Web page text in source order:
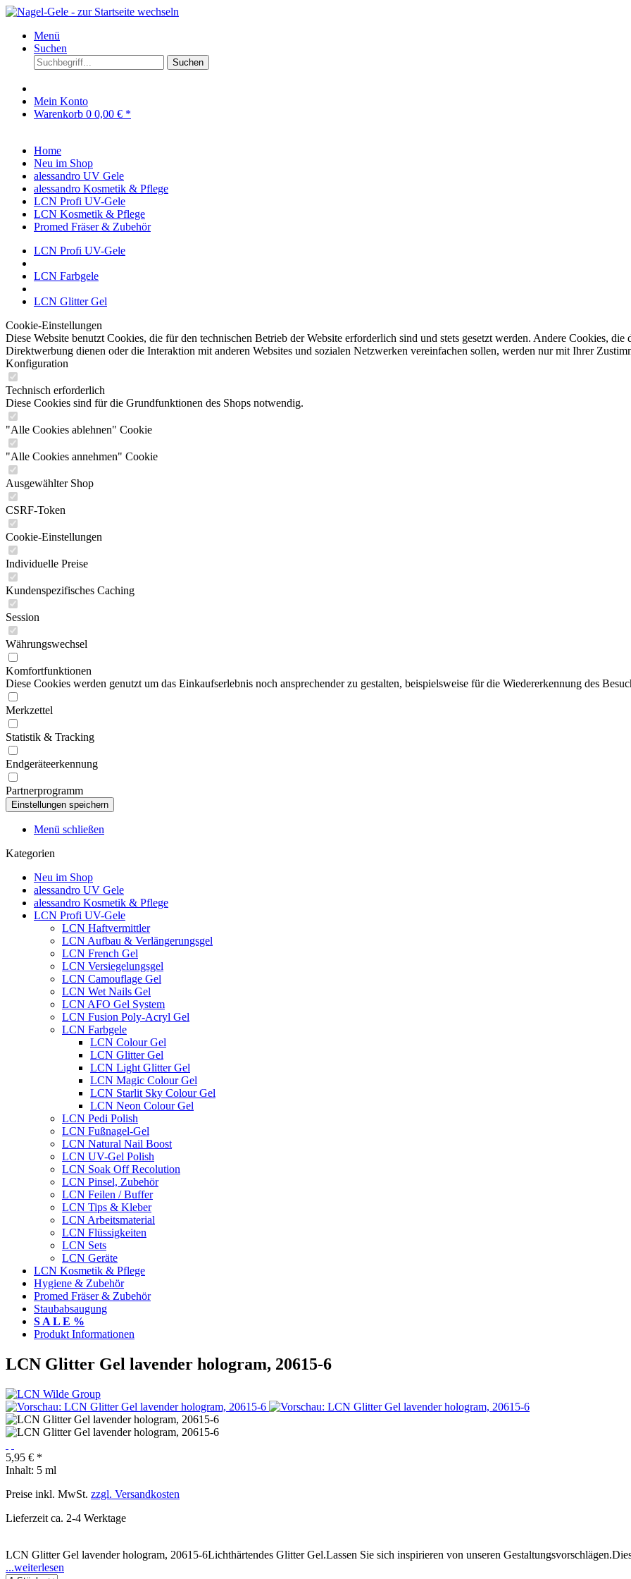
Menü
Suchen
Suchen
Mein Konto
Warenkorb 0 0,00 € *
Home
Neu im Shop
alessandro UV Gele
alessandro Kosmetik & Pflege
LCN Profi UV-Gele
LCN Kosmetik & Pflege
Promed Fräser & Zubehör
LCN Profi UV-Gele
LCN Farbgele
LCN Glitter Gel
Cookie-Einstellungen
Diese Website benutzt Cookies, die für den technischen Betrieb der Website erforderlich sind und stets gesetzt werden. Andere Cookies,
Direktwerbung dienen oder die Interaktion mit anderen Websites und sozialen Netzwerken vereinfachen sollen, werden nur mit Ihrer
Konfiguration
Technisch erforderlich
Diese Cookies sind für die Grundfunktionen des Shops notwendig.
"Alle Cookies ablehnen" Cookie
"Alle Cookies annehmen" Cookie
Ausgewählter Shop
CSRF-Token
Cookie-Einstellungen
Individuelle Preise
Kundenspezifisches Caching
Session
Währungswechsel
Komfortfunktionen
Diese Cookies werden genutzt um das Einkaufserlebnis noch ansprechender zu gestalten, beispielsweise für die Wiedererkennung des
Merkzettel
Statistik & Tracking
Endgeräteerkennung
Partnerprogramm
Menü schließen
Kategorien
Neu im Shop
alessandro UV Gele
alessandro Kosmetik & Pflege
LCN Profi UV-Gele
LCN Haftvermittler
LCN Aufbau & Verlängerungsgel
LCN French Gel
LCN Versiegelungsgel
LCN Camouflage Gel
LCN Wet Nails Gel
LCN AFO Gel System
LCN Fusion Poly-Acryl Gel
LCN Farbgele
LCN Colour Gel
LCN Glitter Gel
LCN Light Glitter Gel
LCN Magic Colour Gel
LCN Starlit Sky Colour Gel
LCN Neon Colour Gel
LCN Pedi Polish
LCN Fußnagel-Gel
LCN Natural Nail Boost
LCN UV-Gel Polish
LCN Soak Off Recolution
LCN Pinsel, Zubehör
LCN Feilen / Buffer
LCN Tips & Kleber
LCN Arbeitsmaterial
LCN Flüssigkeiten
LCN Sets
LCN Geräte
LCN Kosmetik & Pflege
Hygiene & Zubehör
Promed Fräser & Zubehör
Staubabsaugung
S A L E %
Produkt Informationen
LCN Glitter Gel lavender hologram, 20615-6
5,95 € *
Inhalt: 5 ml
Preise inkl. MwSt. zzgl. Versandkosten
Lieferzeit ca. 2-4 Werktage
LCN Glitter Gel lavender hologram, 20615-6Lichthärtendes Glitter Gel.Lassen Sie sich inspirieren von unseren
...weiterlesen